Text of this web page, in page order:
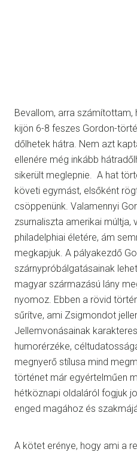
Bevallom, arra számítottam,
kijön 6-8 feszes Gordon-
dőlhetek hátra. Nem azt
ellenére még inkább
sikerült meglepnie. A hat
követi egymást, elsőként
csöppenünk. Valamennyi
zsurnaliszta amerikai múltja,
philadelphiai életére, ám
megkapjuk. A pályakezdő
szárnypróbálgatásainak
magyar származású lány
nyomoz. Ebben a rövid
sűrítve, ami Zsigmondot
Jellemvonásainak
humorérzéke,
megnyerő stílusa mind
történet már egyértelműen
hétköznapi oldaláról fogjuk
enged magához és
A kötet erénye, hogy ami a